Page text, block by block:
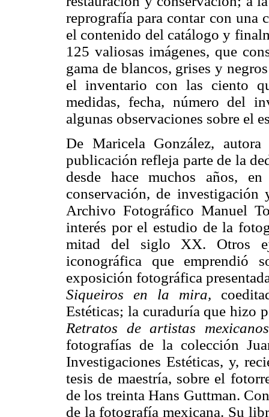
reprografía para contar con una
el contenido del catálogo y
125 valiosas imágenes, que
gama de blancos, grises y
el inventario con las ciento
medidas, fecha, número del
algunas observaciones sobre el
De Maricela González,
publicación refleja parte de la
desde hace muchos años,
conservación, de
Archivo Fotográfico Manuel
interés por el estudio de la
mitad del siglo XX. Otros
iconográfica que emprendió
exposición fotográfica
Siqueiros en la mira,
Estéticas; la curaduría que hizo
Retratos de artistas
fotografías de la colección
Investigaciones Estéticas, y,
tesis de maestría, sobre el
de los treinta Hans Guttman.
de la fotografía mexicana. Su